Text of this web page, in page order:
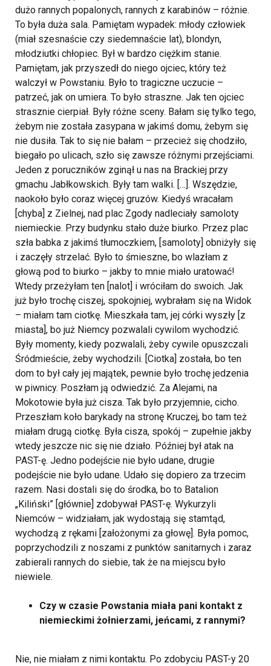
dużo rannych popalonych, rannych z karabinów – różnie.
To była duża sala. Pamiętam wypadek: młody człowiek
(miał szesnaście czy siedemnaście lat), blondyn,
młodziutki chłopiec. Był w bardzo ciężkim stanie.
Pamiętam, jak przyszedł do niego ojciec, który też
walczył w Powstaniu. Było to tragiczne uczucie –
patrzeć, jak on umiera. To było straszne. Jak ten ojciec
strasznie cierpiał. Były różne sceny. Bałam się tylko tego,
żebym nie została zasypana w jakimś domu, żebym się
nie dusiła. Tak to się nie bałam – przecież się chodziło,
biegało po ulicach, szło się zawsze różnymi przejściami.
Jeden z poruczników zginął u nas na Brackiej przy
gmachu Jabłkowskich. Były tam walki. […]. Wszędzie,
naokoło było coraz więcej gruzów. Kiedyś wracałam
[chyba] z Zielnej, nad plac Zgody nadleciały samoloty
niemieckie. Przy budynku stało duże biurko. Przez plac
szła babka z jakimś tłumoczkiem, [samoloty] obniżyły się
i zaczęły strzelać. Było to śmieszne, bo wlazłam z
głową pod to biurko – jakby to mnie miało uratować!
Wtedy przeżyłam ten [nalot] i wróciłam do swoich. Jak
już było trochę ciszej, spokojniej, wybrałam się na Widok
– miałam tam ciotkę. Mieszkała tam, jej córki wyszły [z
miasta], bo już Niemcy pozwalali cywilom wychodzić.
Były momenty, kiedy pozwalali, żeby cywile opuszczali
Śródmieście, żeby wychodzili. [Ciotka] została, bo ten
dom to był cały jej majątek, pewnie było trochę jedzenia
w piwnicy. Poszłam ją odwiedzić. Za Alejami, na
Mokotowie była już cisza. Tak było przyjemnie, cicho.
Przeszłam koło barykady na stronę Kruczej, bo tam też
miałam drugą ciotkę. Była cisza, spokój – zupełnie jakby
wtedy jeszcze nic się nie działo. Później był atak na
PAST-ę. Jedno podejście nie było udane, drugie
podejście nie było udane. Udało się dopiero za trzecim
razem. Nasi dostali się do środka, bo to Batalion
„Kiliński” [głównie] zdobywał PAST-ę. Wykurzyli
Niemców – widziałam, jak wydostają się stamtąd,
wychodzą z rękami [założonymi za głowę]. Była pomoc,
poprzychodzili z noszami z punktów sanitarnych i zaraz
zabierali rannych do siebie, tak że na miejscu było
niewiele.
Czy w czasie Powstania miała pani kontakt z
niemieckimi żołnierzami, jeńcami, z rannymi?
Nie, nie miałam z nimi kontaktu. Po zdobyciu PAST-y 20